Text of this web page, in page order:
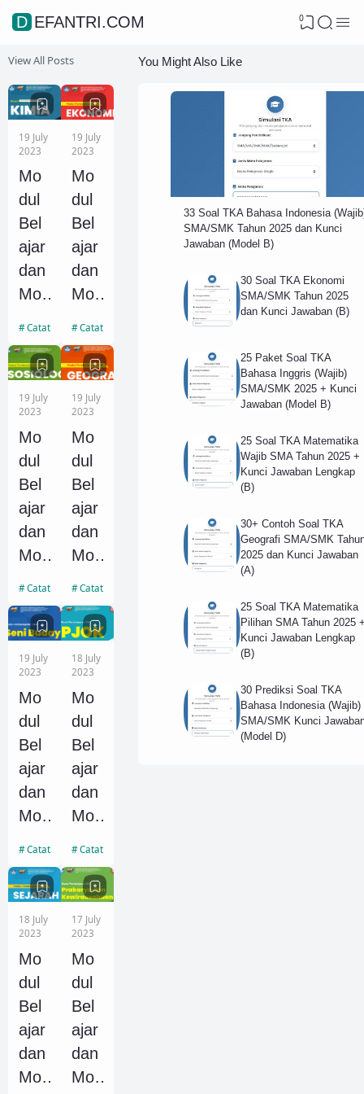
DEFANTRI.COM 0
View All Posts
19 July
2023
Mo
dul
Bel
ajar
dan
Mo
Ajar
Kimi
SM
A
Kel
as
X,
XI
dan
Catatan Kimia
19 July
2023
Mo
dul
Bel
ajar
dan
Mo
Ajar
Eko
mi
SM
A
Kel
as
X,
XI
Catatan Ekonomi
19 July
2023
Mo
dul
Bel
ajar
dan
Mo
Ajar
Sosi
olog
i
SM
A
Kel
as
X,
XI
Catatan Sosiologi
19 July
2023
Mo
dul
Bel
ajar
dan
Mo
Ajar
Geo
graf
i
SM
A
Kel
as
X,
XI
Catatan Geografi
19 July
2023
Mo
dul
Bel
ajar
dan
Mo
Ajar
Sen
Bud
aya
(Se
ni
Rup
a
dan
Catatan Seni
18 July
2023
Mo
dul
Bel
ajar
dan
Mo
Ajar
PJ
(Pe
ndid
ikan
Jas
ma
ni
Ola
Catatan PJOK
18 July
2023
Mo
dul
Bel
ajar
dan
Mo
17 July
2023
Mo
dul
Bel
ajar
dan
Mo
You Might Also Like
33 Soal TKA Bahasa Indonesia
SMA/SMK Tahun 2025 dan Kunci
Jawaban (Model B)
30 Soal TKA Ekonomi
SMA/SMK Tahun 2025
dan Kunci Jawaban (B)
25 Paket Soal TKA
Bahasa Inggris (Wajib)
SMA/SMK 2025 + Kunci
Jawaban (Model B)
25 Soal TKA Matematika
Wajib SMA Tahun 2025 +
Kunci Jawaban Lengkap
(B)
30+ Contoh Soal TKA
Geografi SMA/SMK
2025 dan Kunci Jawaban
(A)
25 Soal TKA Matematika
Pilihan SMA Tahun 2025
Kunci Jawaban Lengkap
(B)
30 Prediksi Soal TKA
Bahasa Indonesia (Wajib)
SMA/SMK Kunci
(Model D)